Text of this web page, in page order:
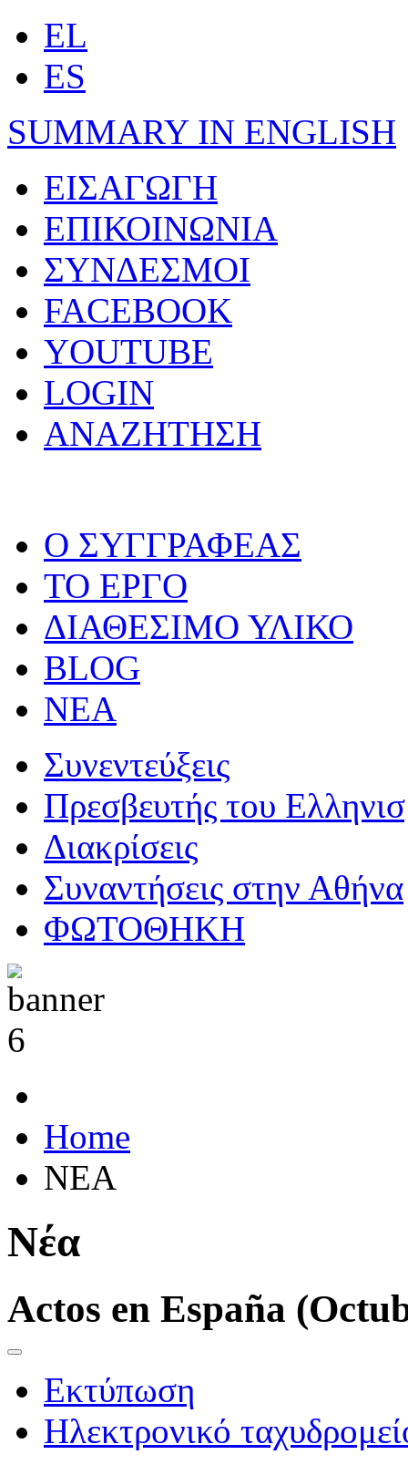
EL
ES
SUMMARY IN ENGLISH
ΕΙΣΑΓΩΓΗ
ΕΠΙΚΟΙΝΩΝΙΑ
ΣΥΝΔΕΣΜΟΙ
FACEBOOK
YOUTUBE
LOGIN
ΑΝΑΖΗΤΗΣΗ
O ΣΥΓΓΡΑΦΕΑΣ
ΤΟ ΕΡΓΟ
ΔΙΑΘΕΣΙΜΟ ΥΛΙΚΟ
BLOG
ΝΕΑ
Συνεντεύξεις
Πρεσβευτής του
Διακρίσεις
Συναντήσεις στην Αθήνα
ΦΩΤΟΘΗΚΗ
Home
ΝΕΑ
Νέα
Actos en España
Εκτύπωση
Ηλεκτρονικό